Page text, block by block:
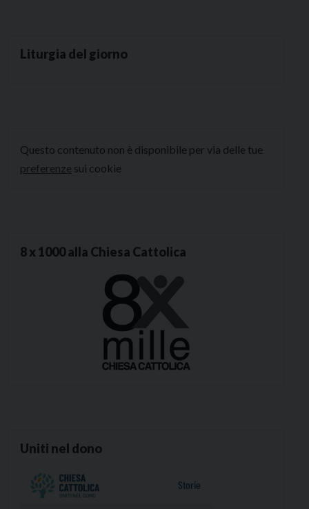
Liturgia del giorno
Questo contenuto non è disponibile per via delle tue
preferenze sui cookie
8 x 1000 alla Chiesa Cattolica
Uniti nel dono